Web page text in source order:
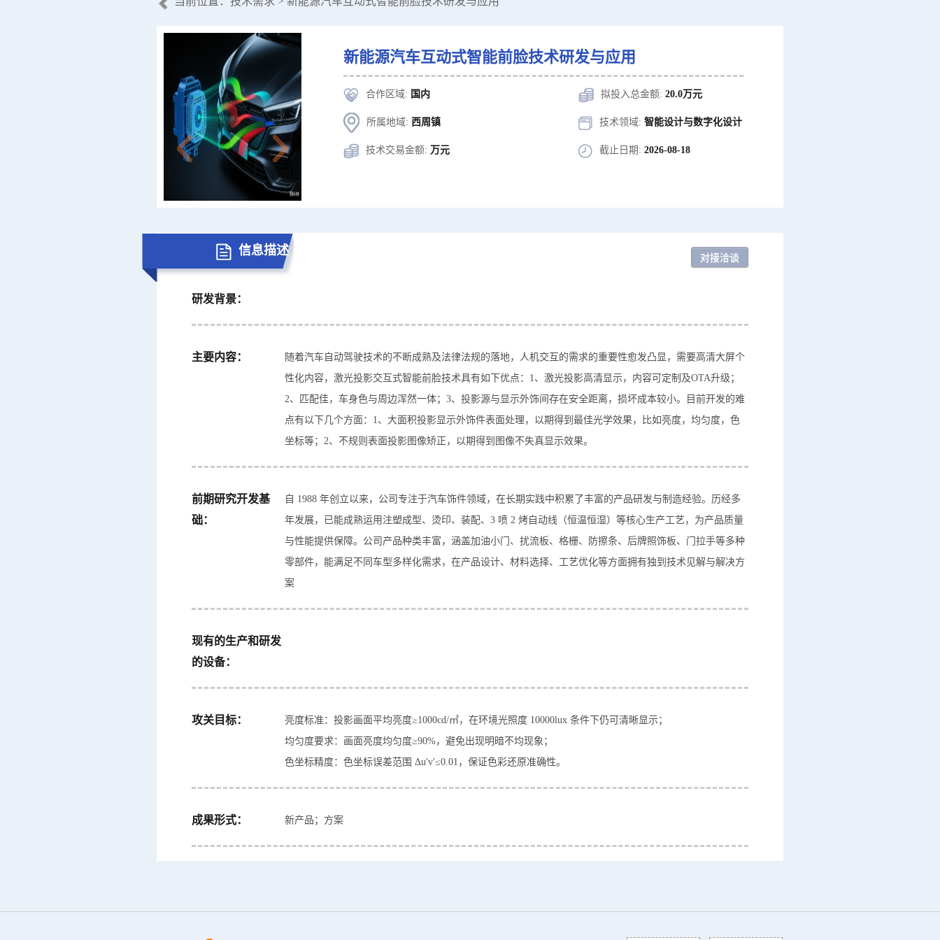
新能源汽车互动式智能前脸技术研发与应用
合作区域: 国内 拟投入总金额:20.0万元
所属地域: 西周镇 技术领域:智能设计与数字化设计
技术交易金额: 万元 截止日期:2026-08-18
信息描述
研发背景：
主要内容：
随着汽车自动驾驶技术的不断成熟及法律法规的落地，人机交互的需求的重要性愈发凸显，需要高清大屏个
性化内容，激光投影交互式智能前脸技术具有如下优点：1、激光投影高清显示，内容可定制及OTA升级；
2、匹配佳，车身色与周边浑然一体；3、投影源与显示外饰间存在安全距离，损坏成本较小。目前开发的难
点有以下几个方面：1、大面积投影显示外饰件表面处理，以期得到最佳光学效果，比如亮度，均匀度，色
坐标等；2、不规则表面投影图像矫正，以期得到图像不失真显示效果。
前期研究开发基
础：
自 1988 年创立以来，公司专注于汽车饰件领域，在长期实践中积累了丰富的产品研发与制造经验。历经多
年发展，已能成熟运用注塑成型、烫印、装配、3 喷 2 烤自动线（恒温恒湿）等核心生产工艺，为产品质量
与性能提供保障。公司产品种类丰富，涵盖加油小门、扰流板、格栅、防擦条、后牌照饰板、门拉手等多种
零部件，能满足不同车型多样化需求，在产品设计、材料选择、工艺优化等方面拥有独到技术见解与解决方
案
现有的生产和研发
的设备：
攻关目标：
亮度标准：投影画面平均亮度≥1000cd/㎡，在环境光照度 10000lux 条件下仍可清晰显示；​
均匀度要求：画面亮度均匀度≥90%，避免出现明暗不均现象；​
色坐标精度：色坐标误差范围 Δu'v'≤0.01，保证色彩还原准确性。
成果形式： 新产品；方案